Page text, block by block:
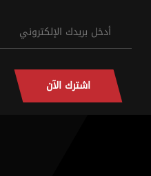
اشترك الآن